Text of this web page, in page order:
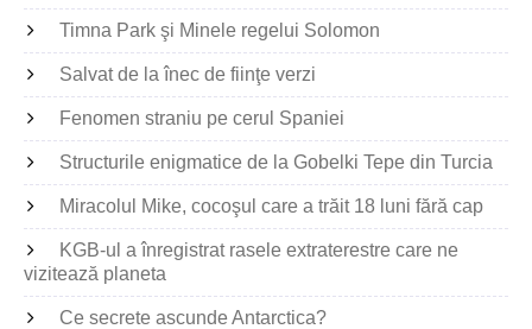
Timna Park şi Minele regelui Solomon
Salvat de la înec de fiinţe verzi
Fenomen straniu pe cerul Spaniei
Structurile enigmatice de la Gobelki Tepe din Turcia
Miracolul Mike, cocoşul care a trăit 18 luni fără cap
KGB-ul a înregistrat rasele extraterestre care ne
vizitează planeta
Ce secrete ascunde Antarctica?